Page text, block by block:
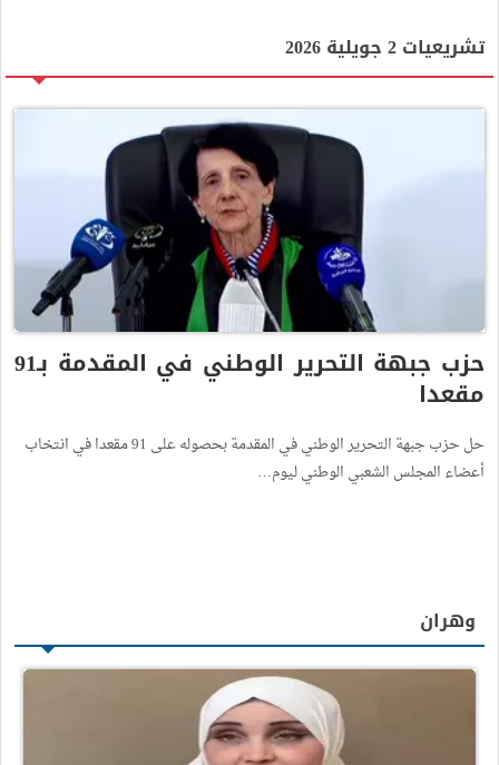
تشريعيات 2 جويلية 2026
حزب جبهة التحرير الوطني في المقدمة بـ91
مقعدا
حل حزب جبهة التحرير الوطني في المقدمة بحصوله على 91 مقعدا في انتخاب
أعضاء المجلس الشعبي الوطني ليوم…
وهران